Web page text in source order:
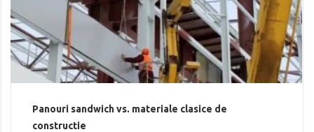
Panouri sandwich vs. materiale clasice de
constructie